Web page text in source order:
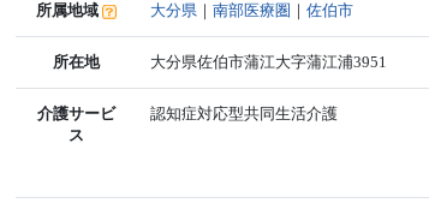
所属地域 大分県 ｜南部医療圏 ｜佐伯市
所在地 大分県佐伯市蒲江大字蒲江浦3951
介護サービ
ス
認知症対応型共同生活介護